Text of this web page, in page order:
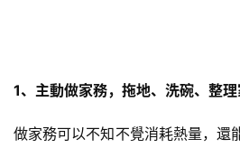
1、主動做家務，拖地、洗碗、整
做家務可以不知不覺消耗熱量，還